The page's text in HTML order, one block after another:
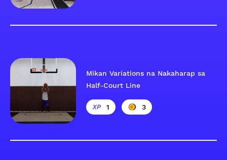
Mikan Variations na Nakaharap sa
Half-Court Line
1 3